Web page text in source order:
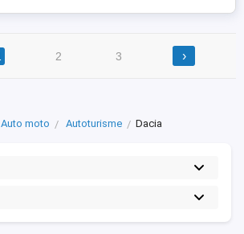
2 3 ›
Auto moto Autoturisme Dacia